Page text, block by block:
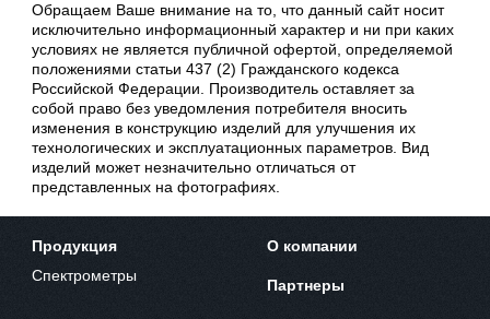
Обращаем Ваше внимание на то, что данный сайт носит
исключительно информационный характер и ни при каких
условиях не является публичной офертой, определяемой
положениями статьи 437 (2) Гражданского кодекса
Российской Федерации. Производитель оставляет за
собой право без уведомления потребителя вносить
изменения в конструкцию изделий для улучшения их
технологических и эксплуатационных параметров. Вид
изделий может незначительно отличаться от
представленных на фотографиях.
Продукция
Спектрометры
О компании
Партнеры